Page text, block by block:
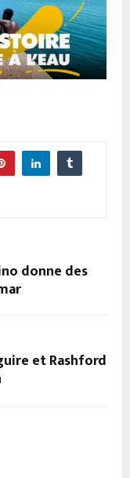
donne des
et Rashford